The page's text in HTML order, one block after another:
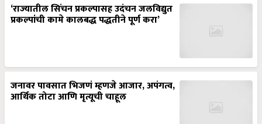
‘राज्यातील सिंचन प्रकल्पासह उदंचन जलविद्युत
प्रकल्पांची कामे कालबद्ध पद्धतीने पूर्ण करा’
जनावर पावसात भिजणं म्हणजे आजार, अपंगत्व,
आर्थिक तोटा आणि मृत्यूची चाहूल